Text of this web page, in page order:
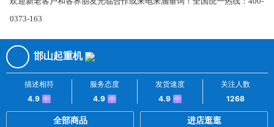
0373-163
邯山起重机
描述相符
4.9 中
服务态度
4.9 中
发货速度
4.9 中
关注人数
1268
全部商品 进店逛逛